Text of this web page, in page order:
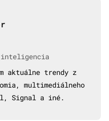
inteligencia
aktuálne trendy z
multimediálneho
Signal a iné.